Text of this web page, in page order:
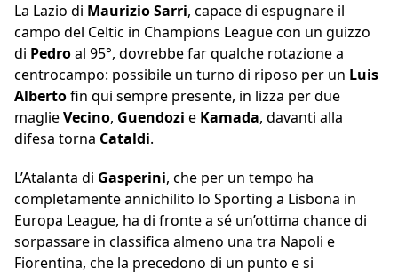
La Lazio di Maurizio Sarri, capace di espugnare il
campo del Celtic in Champions League con un guizzo
di Pedroal 95°, dovrebbe far qualche rotazione a
centrocampo: possibile un turno di riposo per un Luis
Albertofin qui sempre presente, in lizza per due
maglieVecino, Guendozi e Kamada, davanti alla
difesa torna Cataldi.
L’Atalanta di Gasperini, che per un tempo ha
completamente annichilito lo Sporting a Lisbona in
Europa League, ha di fronte a sé un’ottima chance di
sorpassare in classifica almeno una tra Napoli e
Fiorentina, che la precedono di un punto e si